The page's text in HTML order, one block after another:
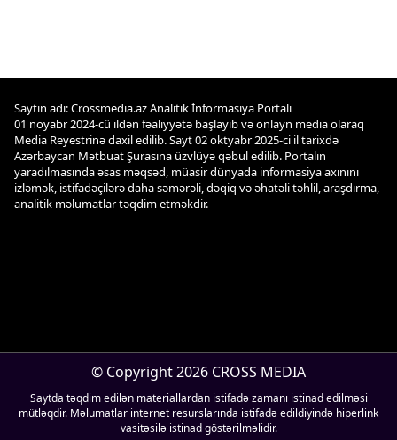
Saytın adı: Crossmedia.az Analitik İnformasiya Portalı
01 noyabr 2024-cü ildən fəaliyyətə başlayıb və onlayn media olaraq
Media Reyestrinə daxil edilib. Sayt 02 oktyabr 2025-ci il tarixdə
Azərbaycan Mətbuat Şurasına üzvlüyə qəbul edilib. Portalın
yaradılmasında əsas məqsəd, müasir dünyada informasiya axınını
izləmək, istifadəçilərə daha səmərəli, dəqiq və əhatəli təhlil, araşdırma,
analitik məlumatlar təqdim etməkdir.
© Copyright 2026 CROSS MEDIA
Saytda təqdim edilən materiallardan istifadə zamanı istinad edilməsi
mütləqdir. Məlumatlar internet resurslarında istifadə edildiyində hiperlink
vasitəsilə istinad göstərilməlidir.